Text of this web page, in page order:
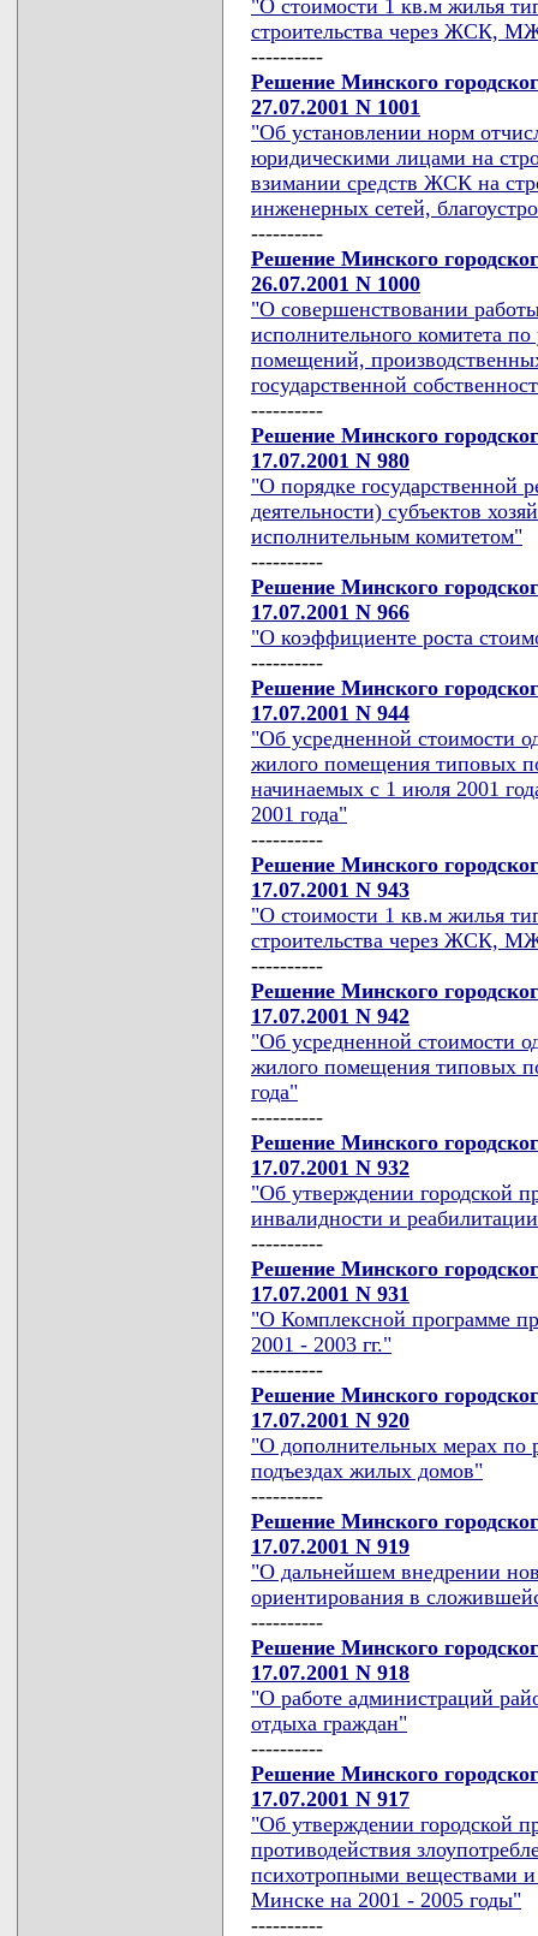
"О стоимости 1 кв.м жилья
строительства через ЖСК,
----------
Решение Минского
27.07.2001 N 1001
"Об установлении норм
юридическими лицами на
взимании средств ЖСК на
инженерных сетей,
----------
Решение Минского
26.07.2001 N 1000
"О совершенствовании
исполнительного комитета
помещений,
государственной
----------
Решение Минского
17.07.2001 N 980
"О порядке государственной
деятельности) субъектов
исполнительным комитетом"
----------
Решение Минского
17.07.2001 N 966
"О коэффициенте роста
----------
Решение Минского
17.07.2001 N 944
"Об усредненной стоимости
жилого помещения типовых
начинаемых с 1 июля 2001
2001 года"
----------
Решение Минского
17.07.2001 N 943
"О стоимости 1 кв.м жилья
строительства через ЖСК,
----------
Решение Минского
17.07.2001 N 942
"Об усредненной стоимости
жилого помещения типовых
года"
----------
Решение Минского
17.07.2001 N 932
"Об утверждении городской
инвалидности и
----------
Решение Минского
17.07.2001 N 931
"О Комплексной программе
2001 - 2003 гг."
----------
Решение Минского
17.07.2001 N 920
"О дополнительных мерах по
подъездах жилых домов"
----------
Решение Минского
17.07.2001 N 919
"О дальнейшем внедрении
ориентирования в
----------
Решение Минского
17.07.2001 N 918
"О работе администраций
отдыха граждан"
----------
Решение Минского
17.07.2001 N 917
"Об утверждении городской
противодействия
психотропными веществами и
Минске на 2001 - 2005 годы"
----------